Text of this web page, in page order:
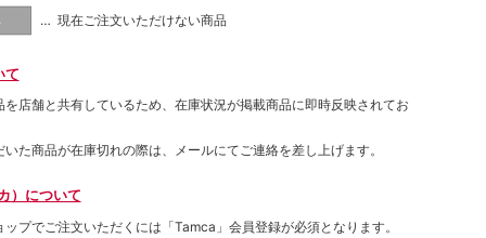
… 現在ご注文いただけない商品
て
を店舗と共有しているため、在庫状況が掲載商品に即時反映されてお
た商品が在庫切れの際は、メールにてご連絡を差し上げます。
）について
プでご注⽂いただくには「Tamca」会員登録が必須となります。